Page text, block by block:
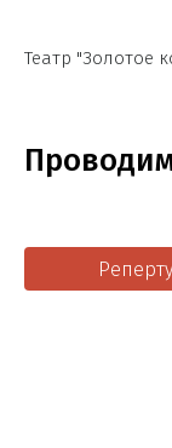
Театр "Золотое